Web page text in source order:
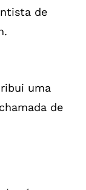
de
uma
de